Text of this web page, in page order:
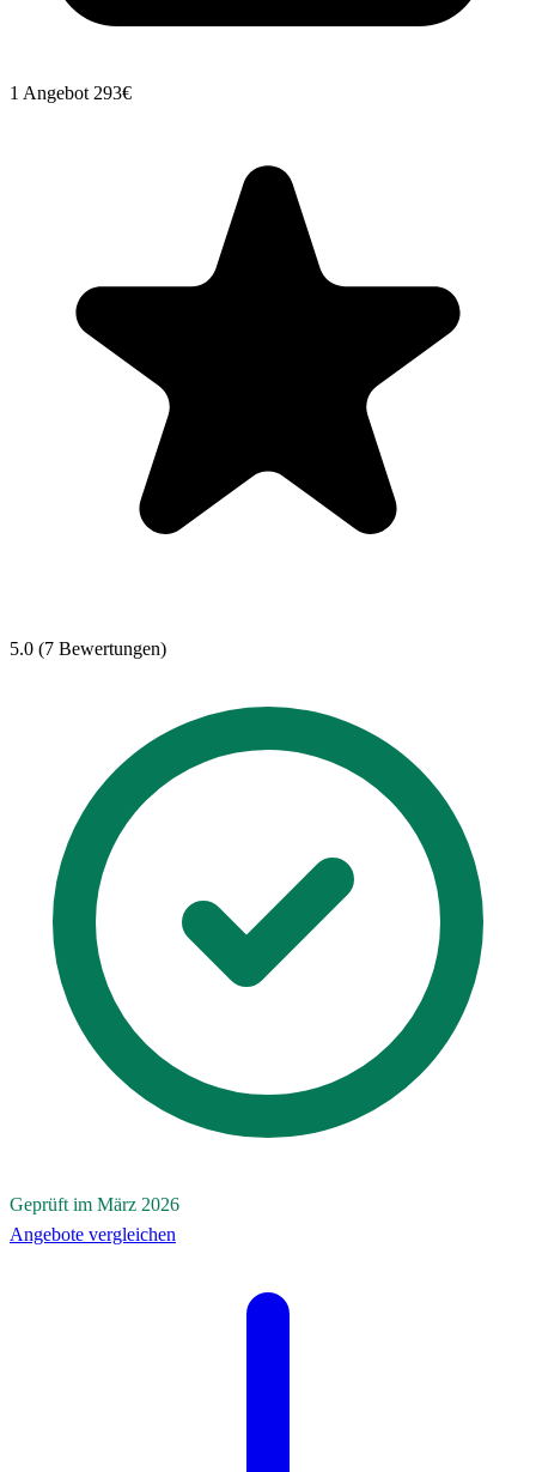
1 Angebot 293€
5.0 (7 Bewertungen)
Geprüft im März 2026
Angebote vergleichen